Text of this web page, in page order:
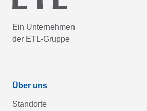
Ein Unternehmen
der ETL-Gruppe
Über uns
Standorte